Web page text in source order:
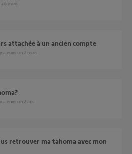
a 6 mois
attachée à un ancien compte
il y a environ 2 mois
il y a environ 2 ans